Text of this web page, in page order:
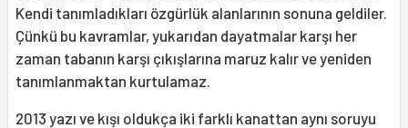
Kendi tanımladıkları özgürlük alanlarının sonuna geldiler.
Çünkü bu kavramlar, yukarıdan dayatmalar karşı her
zaman tabanın karşı çıkışlarına maruz kalır ve yeniden
tanımlanmaktan kurtulamaz.
2013 yazı ve kışı oldukça iki farklı kanattan aynı soruyu